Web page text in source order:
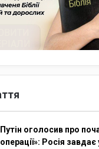
Путін оголосив про
операції»: Росія